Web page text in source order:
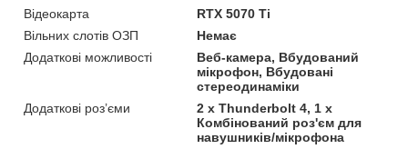
Відеокарта
RTX 5070 Ti
Вільних слотів ОЗП
Немає
Додаткові можливості
Веб-камера, Вбудований
мікрофон, Вбудовані
стереодинаміки
Додаткові роз’єми
2 х Thunderbolt 4, 1 х
Комбінований роз'єм для
навушників/мікрофона